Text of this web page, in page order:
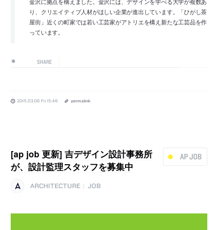
り、クリエイティブ人材がほしい企業が進出しています。「ひがし茶
屋街」近くの町家では若い工芸家がアトリエを構え新たな工芸品を作
っています。
SHARE
2015.03.06 Fri 15:46 permalink
AP JOB
[ap job 更新] 吉デザイン設計事務所
が、設計監理スタッフを募集中
ARCHITECTURE JOB